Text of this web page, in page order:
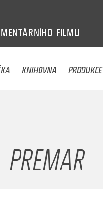
FILMU
KNIHOVNA PRODUKCE